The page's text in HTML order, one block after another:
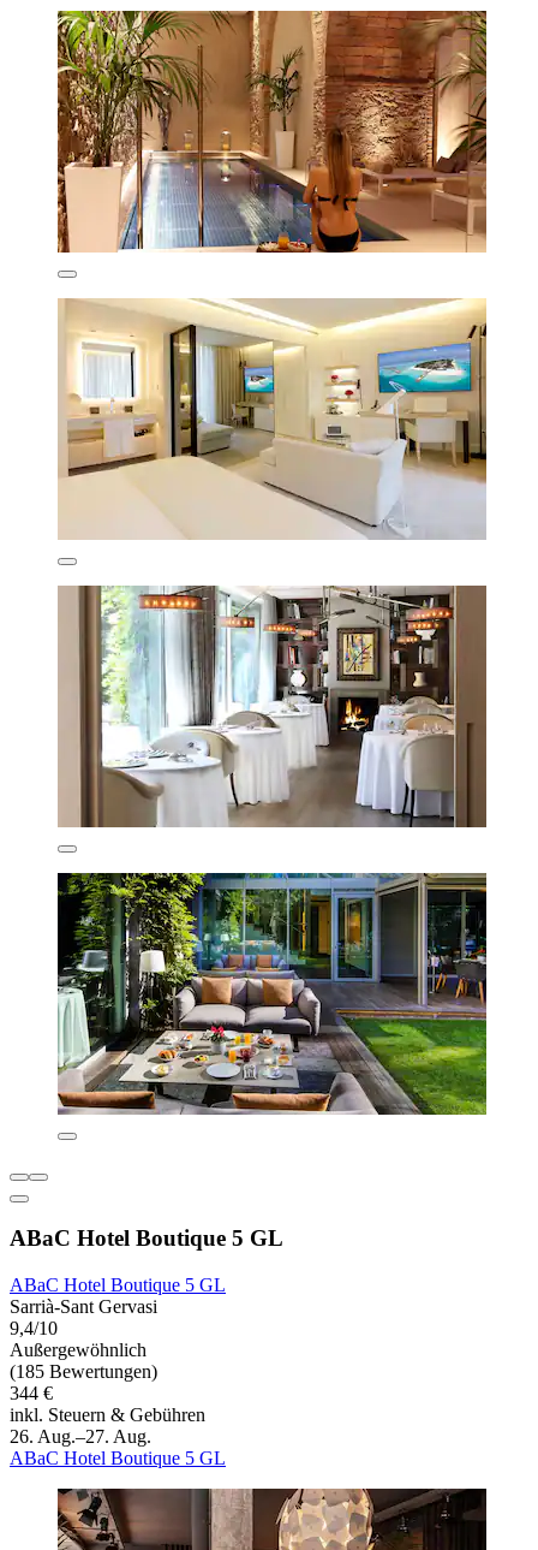
ABaC Hotel Boutique 5 GL
ABaC Hotel Boutique 5 GL
Sarrià-Sant Gervasi
9,4/10
Außergewöhnlich
(185 Bewertungen)
344 €
inkl. Steuern & Gebühren
26. Aug.–27. Aug.
ABaC Hotel Boutique 5 GL